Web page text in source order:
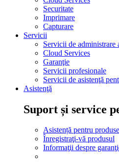
Securitate
Imprimare
Capturare
Servicii
Servicii de
Cloud Services
Garanţie
Servicii profesionale
Servicii de asistenţă
Asistenţă
Suport și service
Asistență pentru produse
Înregistraţi-vă produsul
Informaţii despre